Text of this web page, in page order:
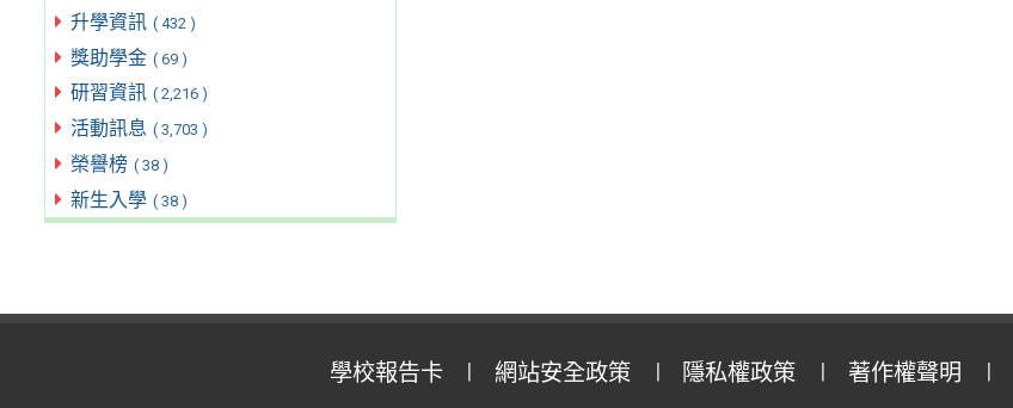
升學資訊 ( 432 )
獎助學金 ( 69 )
研習資訊 ( 2,216 )
活動訊息 ( 3,703 )
榮譽榜 ( 38 )
新生入學 ( 38 )
學校報告卡 網站安全政策 隱私權政策 著作權聲明